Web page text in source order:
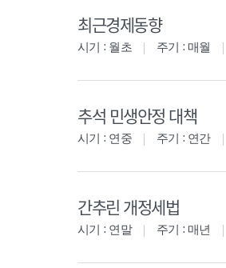
최근경제동향
시기 : 월초 주기 : 매월
추석 민생안정 대책
시기 : 연중 주기 : 연간
간추린 개정세법
시기 : 연말 주기 : 매년